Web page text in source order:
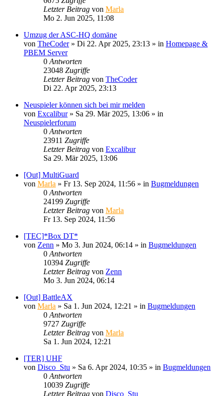
Letzter Beitrag von Marla
Mo 2. Jun 2025, 11:08
Umzug der ASC-HQ domäne
von TheCoder» Di 22. Apr 2025, 23:13 » in Homepage &
PBEM Server
0 Antworten
23048 Zugriffe
Letzter Beitrag von TheCoder
Di 22. Apr 2025, 23:13
Neuspieler können sich bei mir melden
von Excalibur» Sa 29. Mär 2025, 13:06 » in
Neuspielerforum
0 Antworten
23911 Zugriffe
Letzter Beitrag von Excalibur
Sa 29. Mär 2025, 13:06
[Out] MultiGuard
von Marla » Fr 13. Sep 2024, 11:56 » in Bugmeldungen
0 Antworten
24199 Zugriffe
Letzter Beitrag von Marla
Fr 13. Sep 2024, 11:56
[TEC]*Box DT*
von Zenn » Mo 3. Jun 2024, 06:14 » in Bugmeldungen
0 Antworten
10394 Zugriffe
Letzter Beitrag von Zenn
Mo 3. Jun 2024, 06:14
[Out] BattleAX
von Marla » Sa 1. Jun 2024, 12:21 » in Bugmeldungen
0 Antworten
9727 Zugriffe
Letzter Beitrag von Marla
Sa 1. Jun 2024, 12:21
[TER] UHF
von Disco_Stu » Sa 6. Apr 2024, 10:35 » in Bugmeldungen
0 Antworten
10039 Zugriffe
Letzter Beitrag von Disco_Stu